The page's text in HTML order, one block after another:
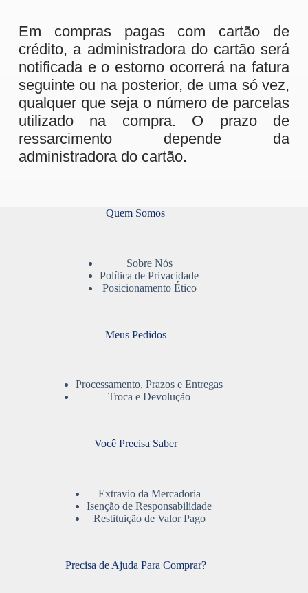
Em compras pagas com cartão de
crédito, a administradora do cartão será
notificada e o estorno ocorrerá na fatura
seguinte ou na posterior, de uma só vez,
qualquer que seja o número de parcelas
utilizado na compra. O prazo de
ressarcimento depende da
administradora do cartão.
Quem Somos
Sobre Nós
Política de Privacidade
Posicionamento Ético
Meus Pedidos
Processamento, Prazos e Entregas
Troca e Devolução
Você Precisa Saber
Extravio da Mercadoria
Isenção de Responsabilidade
Restituição de Valor Pago
Precisa de Ajuda Para Comprar?